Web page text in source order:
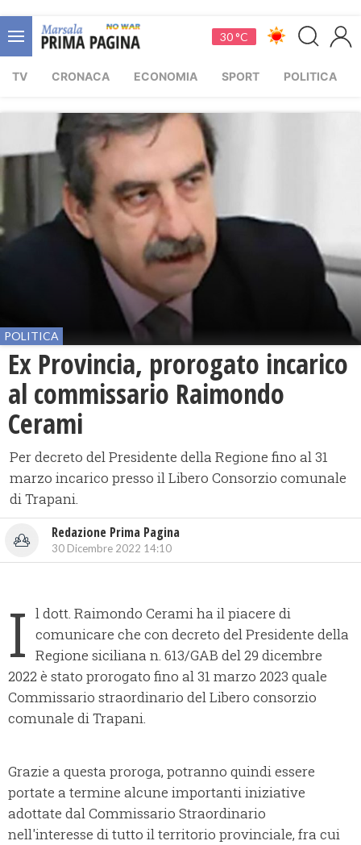
30 °C
TV CRONACA ECONOMIA SPORT POLITICA
POLITICA
Ex Provincia, prorogato incarico
al commissario Raimondo
Cerami
Per decreto del Presidente della Regione fino al 31
marzo incarico presso il Libero Consorzio comunale
di Trapani.
Redazione Prima Pagina
30 Dicembre 2022 14:10
I l dott. Raimondo Cerami ha il piacere di
comunicare che con decreto del Presidente della
Regione siciliana n. 613/GAB del 29 dicembre
2022 è stato prorogato fino al 31 marzo 2023 quale
Commissario straordinario del Libero consorzio
comunale di Trapani.
Grazie a questa proroga, potranno quindi essere
portate a termine alcune importanti iniziative
adottate dal Commissario Straordinario
nell'interesse di tutto il territorio provinciale, fra cui